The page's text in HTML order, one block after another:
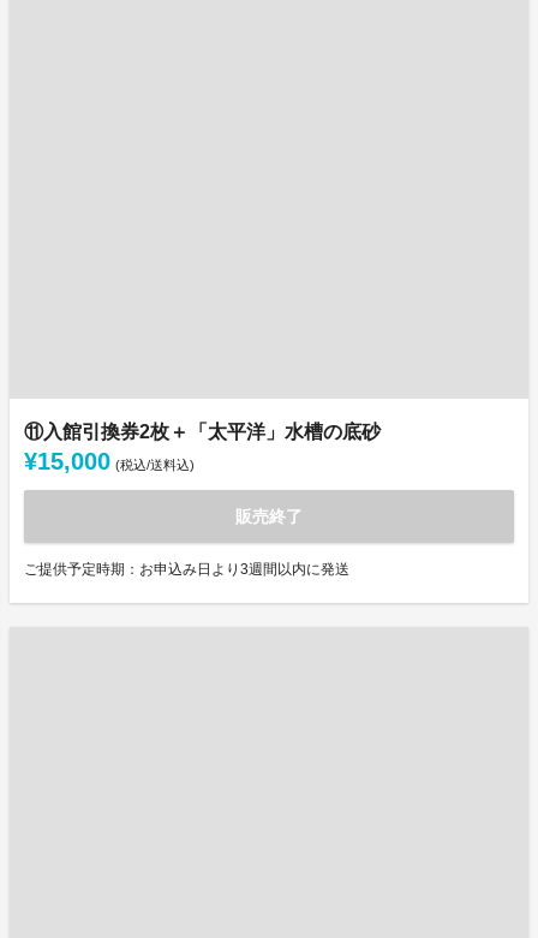
⑪入館引換券2枚＋「太平洋」水槽の底砂
¥15,000 (税込/送料込)
販売終了
ご提供予定時期：お申込み日より3週間以内に発送